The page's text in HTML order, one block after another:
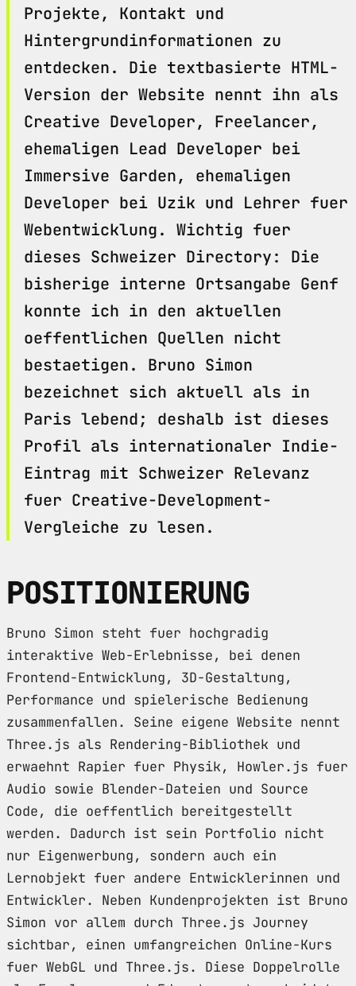
Projekte, Kontakt und
Hintergrundinformationen zu
entdecken. Die textbasierte HTML-
Version der Website nennt ihn als
Creative Developer, Freelancer,
ehemaligen Lead Developer bei
Immersive Garden, ehemaligen
Developer bei Uzik und Lehrer fuer
Webentwicklung. Wichtig fuer
dieses Schweizer Directory: Die
bisherige interne Ortsangabe Genf
konnte ich in den aktuellen
oeffentlichen Quellen nicht
bestaetigen. Bruno Simon
bezeichnet sich aktuell als in
Paris lebend; deshalb ist dieses
Profil als internationaler Indie-
Eintrag mit Schweizer Relevanz
fuer Creative-Development-
Vergleiche zu lesen.
POSITIONIERUNG
Bruno Simon steht fuer hochgradig
interaktive Web-Erlebnisse, bei denen
Frontend-Entwicklung, 3D-Gestaltung,
Performance und spielerische Bedienung
zusammenfallen. Seine eigene Website nennt
Three.js als Rendering-Bibliothek und
erwaehnt Rapier fuer Physik, Howler.js fuer
Audio sowie Blender-Dateien und Source
Code, die oeffentlich bereitgestellt
werden. Dadurch ist sein Portfolio nicht
nur Eigenwerbung, sondern auch ein
Lernobjekt fuer andere Entwicklerinnen und
Entwickler. Neben Kundenprojekten ist Bruno
Simon vor allem durch Three.js Journey
sichtbar, einen umfangreichen Online-Kurs
fuer WebGL und Three.js. Diese Doppelrolle